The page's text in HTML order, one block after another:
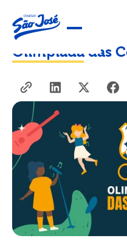
Olimpíada das